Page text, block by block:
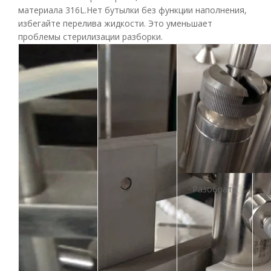
материала 316L.Нет бутылки без функции наполнения,
избегайте перелива жидкости. Это уменьшает
проблемы стерилизации разборки.
Разобрать